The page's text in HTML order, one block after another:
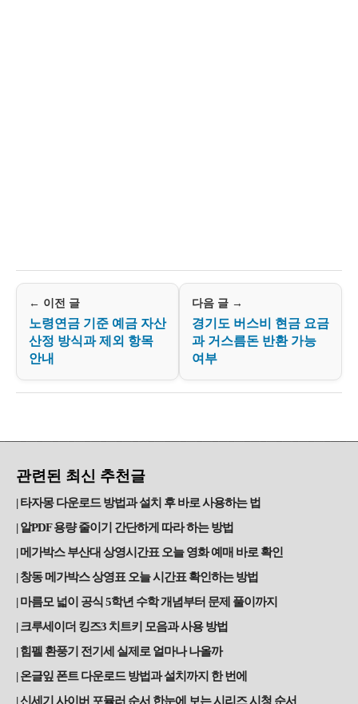
← 이전 글
노령연금 기준 예금 자산
산정 방식과 제외 항목
안내
다음 글 →
경기도 버스비 현금 요금
과 거스름돈 반환 가능
여부
관련된 최신 추천글
타자몽 다운로드 방법과 설치 후 바로 사용하는 법
알PDF 용량 줄이기 간단하게 따라 하는 방법
메가박스 부산대 상영시간표 오늘 영화 예매 바로 확인
창동 메가박스 상영표 오늘 시간표 확인하는 방법
마름모 넓이 공식 5학년 수학 개념부터 문제 풀이까지
크루세이더 킹즈3 치트키 모음과 사용 방법
힘펠 환풍기 전기세 실제로 얼마나 나올까
온글잎 폰트 다운로드 방법과 설치까지 한 번에
신세기 사이버 포뮬러 순서 한눈에 보는 시리즈 시청 순서